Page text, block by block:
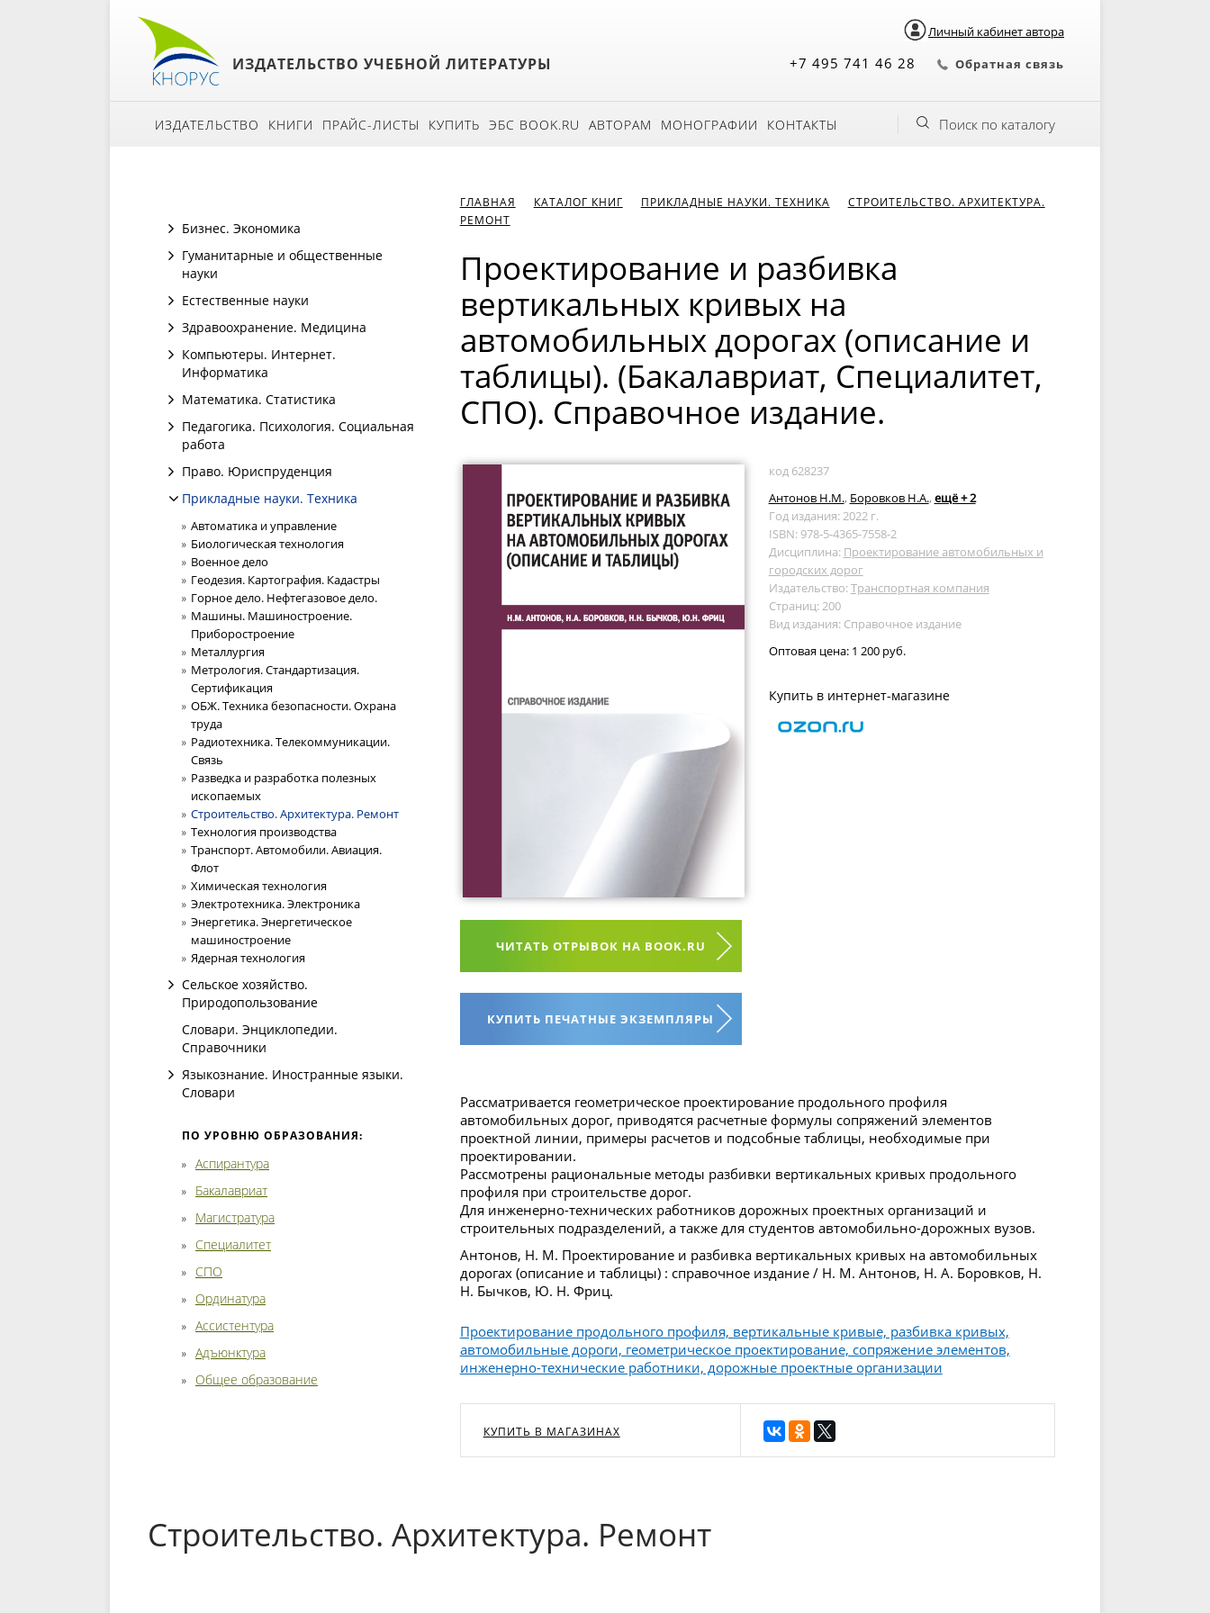
Личный кабинет автора
ИЗДАТЕЛЬСТВО УЧЕБНОЙ ЛИТЕРАТУРЫ +7 495 741 46 28 Обратная связь
ИЗДАТЕЛЬСТВО КНИГИ ПРАЙС-ЛИСТЫ КУПИТЬ ЭБС BOOK.RU АВТОРАМ МОНОГРАФИИ КОНТАКТЫ Поиск по каталогу
Бизнес. Экономика
Гуманитарные и общественные
науки
Естественные науки
Здравоохранение. Медицина
Компьютеры. Интернет.
Информатика
Математика. Статистика
Педагогика. Психология. Социальная
работа
Право. Юриспруденция
Прикладные науки. Техника
Автоматика и управление
Биологическая технология
Военное дело
Геодезия. Картография. Кадастры
Горное дело. Нефтегазовое дело.
Машины. Машиностроение.
Приборостроение
Металлургия
Метрология. Стандартизация.
Сертификация
ОБЖ. Техника безопасности. Охрана
труда
Радиотехника. Телекоммуникации.
Связь
Разведка и разработка полезных
ископаемых
Строительство. Архитектура. Ремонт
Технология производства
Транспорт. Автомобили. Авиация.
Флот
Химическая технология
Электротехника. Электроника
Энергетика. Энергетическое
машиностроение
Ядерная технология
Сельское хозяйство.
Природопользование
Словари. Энциклопедии.
Справочники
Языкознание. Иностранные языки.
Словари
ПО УРОВНЮ ОБРАЗОВАНИЯ:
Аспирантура
Бакалавриат
Магистратура
Специалитет
СПО
Ординатура
Ассистентура
Адъюнктура
Общее образование
ГЛАВНАЯ КАТАЛОГ КНИГ ПРИКЛАДНЫЕ НАУКИ. ТЕХНИКА
СТРОИТЕЛЬСТВО. АРХИТЕКТУРА.
РЕМОНТ
Проектирование и разбивка
вертикальных кривых на
автомобильных дорогах (описание и
таблицы). (Бакалавриат, Специалитет,
СПО). Справочное издание.
ЧИТАТЬ ОТРЫВОК НА BOOK.RU
КУПИТЬ ПЕЧАТНЫЕ ЭКЗЕМПЛЯРЫ
код 628237
Антонов Н.М., Боровков Н.А., ещё + 2
Год издания: 2022 г.
ISBN: 978-5-4365-7558-2
Дисциплина: Проектирование автомобильных и
городских дорог
Издательство:Транспортная компания
Страниц: 200
Вид издания: Справочное издание
Оптовая цена: 1 200 руб.
Купить в интернет-магазине
Рассматривается геометрическое проектирование продольного профиля
автомобильных дорог, приводятся расчетные формулы сопряжений элементов
проектной линии, примеры расчетов и подсобные таблицы, необходимые при
проектировании.
Рассмотрены рациональные методы разбивки вертикальных кривых продольного
профиля при строительстве дорог.
Для инженерно-технических работников дорожных проектных организаций и
строительных подразделений, а также для студентов автомобильно-дорожных вузов.
Антонов, Н. М. Проектирование и разбивка вертикальных кривых на автомобильных
дорогах (описание и таблицы) : справочное издание / Н. М. Антонов, Н. А. Боровков, Н.
Н. Бычков, Ю. Н. Фриц.
Проектирование продольного профиля, вертикальные кривые, разбивка кривых,
автомобильные дороги, геометрическое проектирование, сопряжение элементов,
инженерно-технические работники, дорожные проектные организации
КУПИТЬ В МАГАЗИНАХ
Строительство. Архитектура. Ремонт